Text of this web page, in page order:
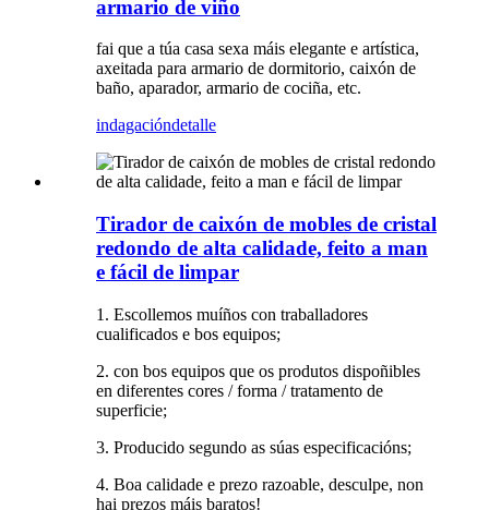
armario de viño
fai que a túa casa sexa máis elegante e artística,
axeitada para armario de dormitorio, caixón de
baño, aparador, armario de cociña, etc.
indagacióndetalle
Tirador de caixón de mobles de cristal
redondo de alta calidade, feito a man
e fácil de limpar
1. Escollemos muíños con traballadores
cualificados e bos equipos;
2. con bos equipos que os produtos dispoñibles
en diferentes cores / forma / tratamento de
superficie;
3. Producido segundo as súas especificacións;
4. Boa calidade e prezo razoable, desculpe, non
hai prezos máis baratos!